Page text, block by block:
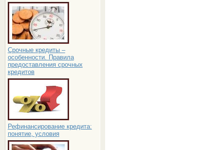
Срочные кредиты –
особенности. Правила
предоставления срочных
кредитов
Рефинансирование кредита:
понятие, условия